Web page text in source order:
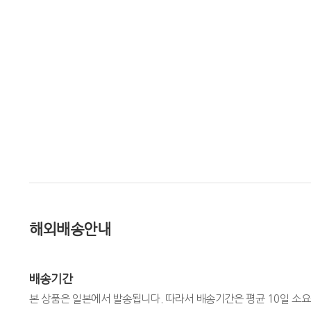
해외배송안내
배송기간
본 상품은 일본에서 발송됩니다. 따라서 배송기간은 평균 10일 소요